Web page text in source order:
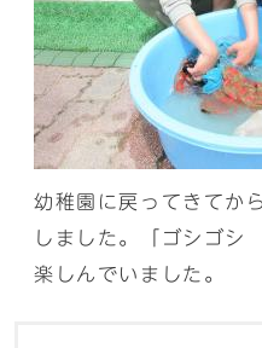
幼稚園に戻ってきてか
しました。「ゴシゴシ
楽しんでいました。